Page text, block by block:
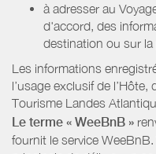
à adresser au
d'accord, des
destination ou sur
Les informations
l’usage exclusif de
Tourisme Landes
Le terme « WeeBnB »
fournit le service